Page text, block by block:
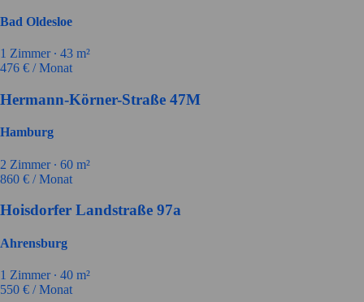
Bad Oldesloe
1 Zimmer ∙ 43 m²
476 € / Monat
Hermann-Körner-Straße 47M
Hamburg
2 Zimmer ∙ 60 m²
860 € / Monat
Hoisdorfer Landstraße 97a
Ahrensburg
1 Zimmer ∙ 40 m²
550 € / Monat